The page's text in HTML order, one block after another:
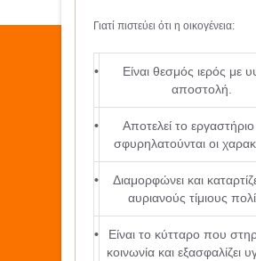
Γιατί πιστεύει ότι η οικογένεια:
•
Είναι θεσμός ιερός με
αποστολή.
•
Αποτελεί το
σφυρηλατούνται οι
•
Διαμορφώνει και
αυριανούς τίμιους
•
Είναι το κύτταρο που
κοινωνία και εξασφαλίζει